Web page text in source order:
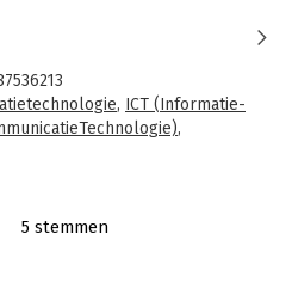
Dat is jammer, want IT wordt
over te laten.
vast onderdeel van vrijwel alle
We hebben steeds meer
ook privé volop. Tegelijkertijd
van hun organisatie IT ook vaak
dan hen lief is, krijgen ze te
Dat frustreert, vooral omdat
kunnen krijgen.
, ICT (Informatie-
,
5 stemmen